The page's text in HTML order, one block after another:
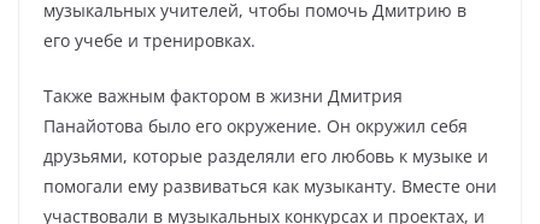
музыкальных учителей, чтобы помочь Дмитрию в
его учебе и тренировках.
Также важным фактором в жизни Дмитрия
Панайотова было его окружение. Он окружил себя
друзьями, которые разделяли его любовь к музыке и
помогали ему развиваться как музыканту. Вместе они
участвовали в музыкальных конкурсах и проектах, и